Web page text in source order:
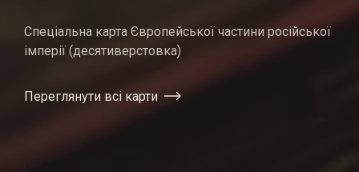
Спеціальна карта Європейської частини російської
імперії (десятиверстовка)
Переглянути всі карти